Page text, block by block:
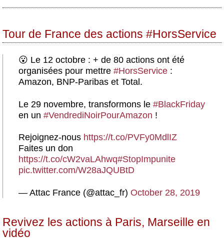
Tour de France des actions #HorsService
😮 Le 12 octobre : + de 80 actions ont été
organisées pour mettre #HorsService :
Amazon, BNP-Paribas et Total.
Le 29 novembre, transformons le #BlackFriday
en un #VendrediNoirPourAmazon !
Rejoignez-nous https://t.co/PVFy0MdlIZ
Faites un don
https://t.co/cW2vaLAhwq#StopImpunite
pic.twitter.com/W28aJQUBtD
— Attac France (@attac_fr) October 28, 2019
Revivez les actions à Paris, Marseille en
vidéo